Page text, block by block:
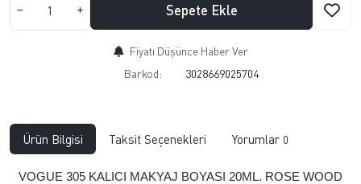
Sepete Ekle
Fiyatı Düşünce Haber Ver
Barkod:
3028669025704
Ürün Bilgisi Taksit Seçenekleri Yorumlar 0
VOGUE 305 KALICI MAKYAJ BOYASI 20ML. ROSE WOOD